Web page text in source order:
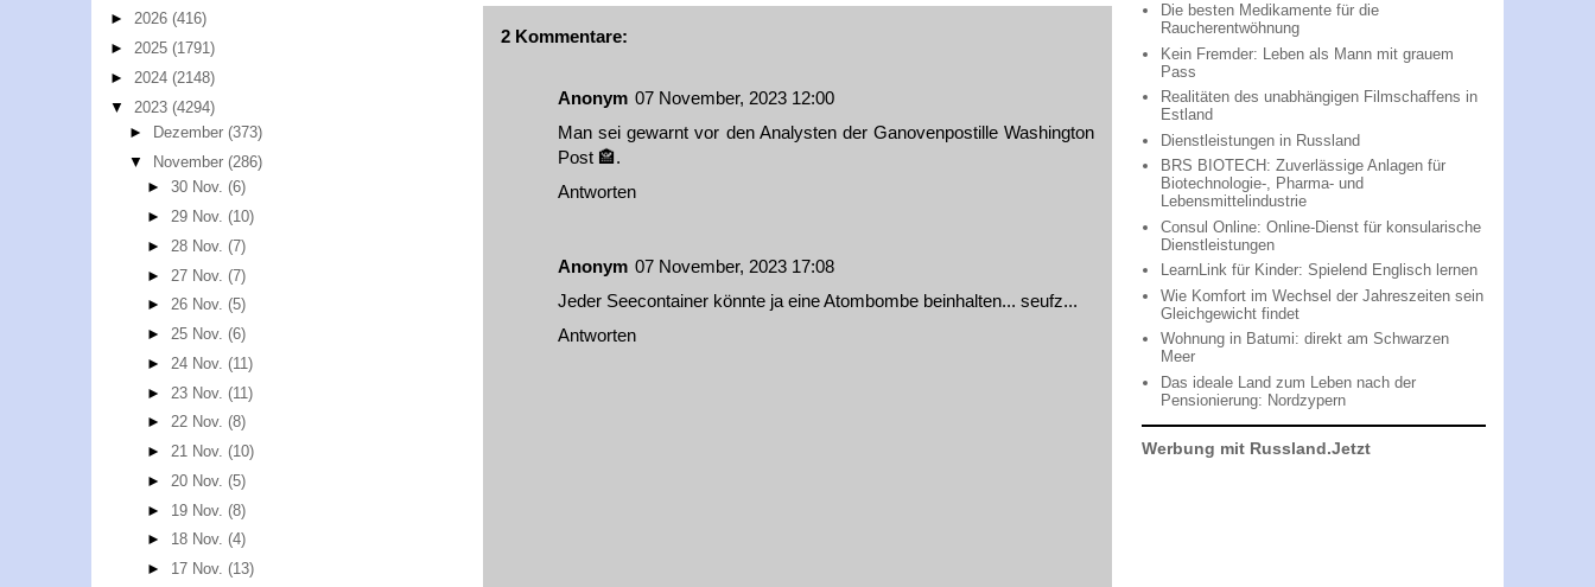
2 Kommentare:
Anonym 07 November, 2023 12:00
Man sei gewarnt vor den Analysten der Ganovenpostille Washington
Post 🏤.
Antworten
Anonym 07 November, 2023 17:08
Jeder Seecontainer könnte ja eine Atombombe beinhalten... seufz...
Antworten
► 2026 (416)
► 2025 (1791)
► 2024 (2148)
▼ 2023 (4294)
►
Dezember (373)
▼
November (286)
►30 Nov.(6)
►29 Nov.(10)
► 28 Nov.(7)
► 27 Nov.(7)
►26 Nov.(5)
►25 Nov.(6)
► 24 Nov.(11)
► 23 Nov.(11)
►22 Nov.(8)
►21 Nov.(10)
► 20 Nov.(5)
► 19 Nov.(8)
► 18 Nov.(4)
► 17 Nov.(13)
Die besten Medikamente für die
Raucherentwöhnung
Kein Fremder: Leben als Mann mit grauem
Pass
Realitäten des unabhängigen Filmschaffens in
Estland
Dienstleistungen in Russland
BRS BIOTECH: Zuverlässige Anlagen für
Biotechnologie-, Pharma- und
Lebensmittelindustrie
Consul Online: Online-Dienst für konsularische
Dienstleistungen
LearnLink für Kinder: Spielend Englisch lernen
Wie Komfort im Wechsel der Jahreszeiten sein
Gleichgewicht findet
Wohnung in Batumi: direkt am Schwarzen
Meer
Das ideale Land zum Leben nach der
Pensionierung: Nordzypern
Werbung mit Russland.Jetzt